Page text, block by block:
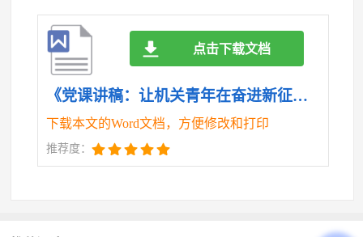
前沿观察思考问题，跟着问题走、奔着问题去，勇于
跳出条条框框限制，善于借鉴先进地区的成功经验，
把干事热情和科学精神结合起来，坚持从实际出发谋
划事业和工作，以创造性工作把党中央和省委各项决
策部署落到实处。要在实干争优中作出表率。大道至
简，实干为要。面对新形势新任务，要将自己所掌握
《党课讲稿：让机关青年在奋进新征程“青年篇章”中保持斗争自觉.doc》
下载本文的Word文档，方便修改和打印
推荐度：
点击下载文档